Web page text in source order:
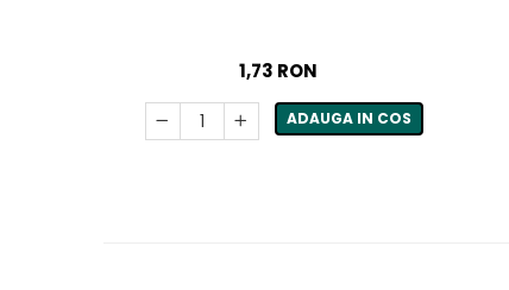
1,73 RON
ADAUGA IN COS